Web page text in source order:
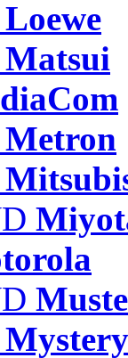
Loewe
Matsui
Metron
Mystery